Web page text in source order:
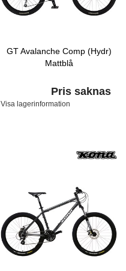
GT Avalanche Comp (Hydr)
Mattblå
Pris saknas
Visa lagerinformation